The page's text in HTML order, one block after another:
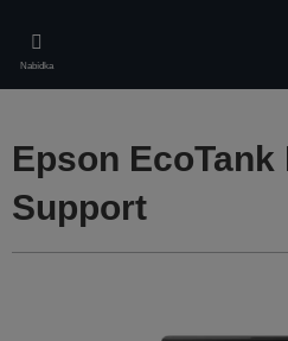
main
content
Nabídka
Epson EcoTank
Support